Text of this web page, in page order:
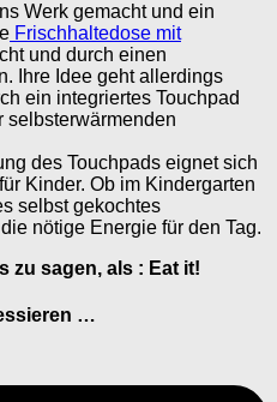
Werk gemacht und ein
Frischhaltedose mit
und durch einen
Ihre Idee geht allerdings
ein integriertes Touchpad
selbsterwärmenden
des Touchpads eignet sich
Kinder. Ob im Kindergarten
selbst gekochtes
nötige Energie für den Tag.
zu sagen, als : Eat it!
…